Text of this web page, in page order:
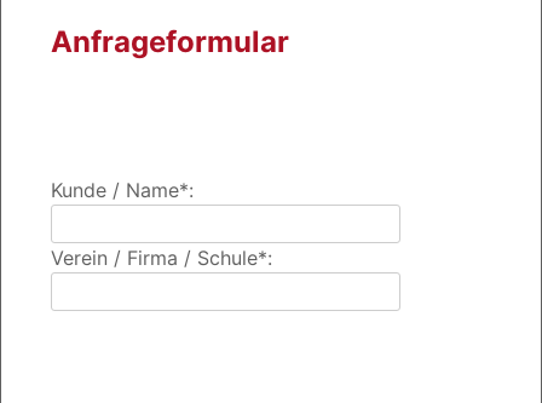
Anfrageformular
Kunde / Name*:
Verein / Firma / Schule*: